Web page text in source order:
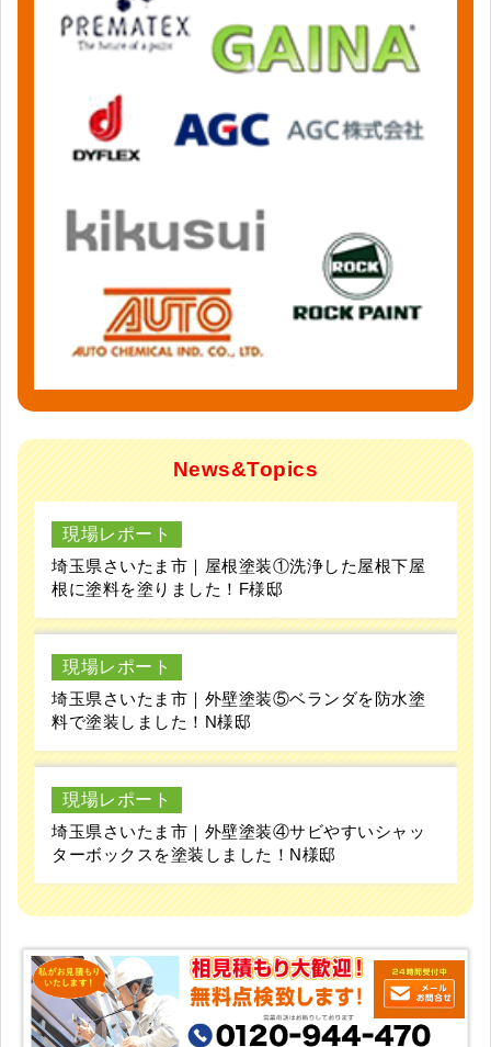
News&Topics
現場レポート
埼玉県さいたま市｜屋根塗装①洗浄した屋根下屋
根に塗料を塗りました！F様邸
現場レポート
埼玉県さいたま市｜外壁塗装⑤ベランダを防水塗
料で塗装しました！N様邸
現場レポート
埼玉県さいたま市｜外壁塗装④サビやすいシャッ
ターボックスを塗装しました！N様邸